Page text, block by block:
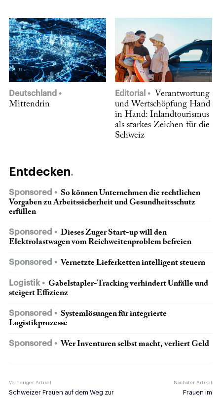
Deutschland
Mittendrin
Editorial
Verantwortung
und Wertschöpfung Hand
in Hand: Inlandtourismus
als starkes Zeichen für die
Schweiz
Entdecken
Sponsored
So können Unternehmen die rechtlichen
Vorgaben zu Arbeitssicherheit und Gesundheitsschutz
erfüllen
Sponsored
Dieses Zuger Start-up will den
Elektrolastwagen vom Reichweitenproblem befreien
Sponsored Vernetzte Lieferketten intelligent steuern
Logistik
Gabelstapler-Tracking verhindert Unfälle und
steigert Effizienz
Sponsored
Systemlösungen für integrierte
Logistikprozesse
Sponsored Wer Inventuren selbst macht, verliert Geld
Vorheriger Artikel
Schweizer Frauen auf dem Weg zur
Nächster Artikel
Frauen im